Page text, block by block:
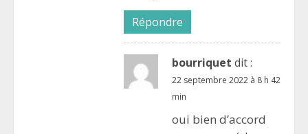
Répondre
bourriquet dit :
22 septembre 2022 à 8 h 42
min
oui bien d’accord